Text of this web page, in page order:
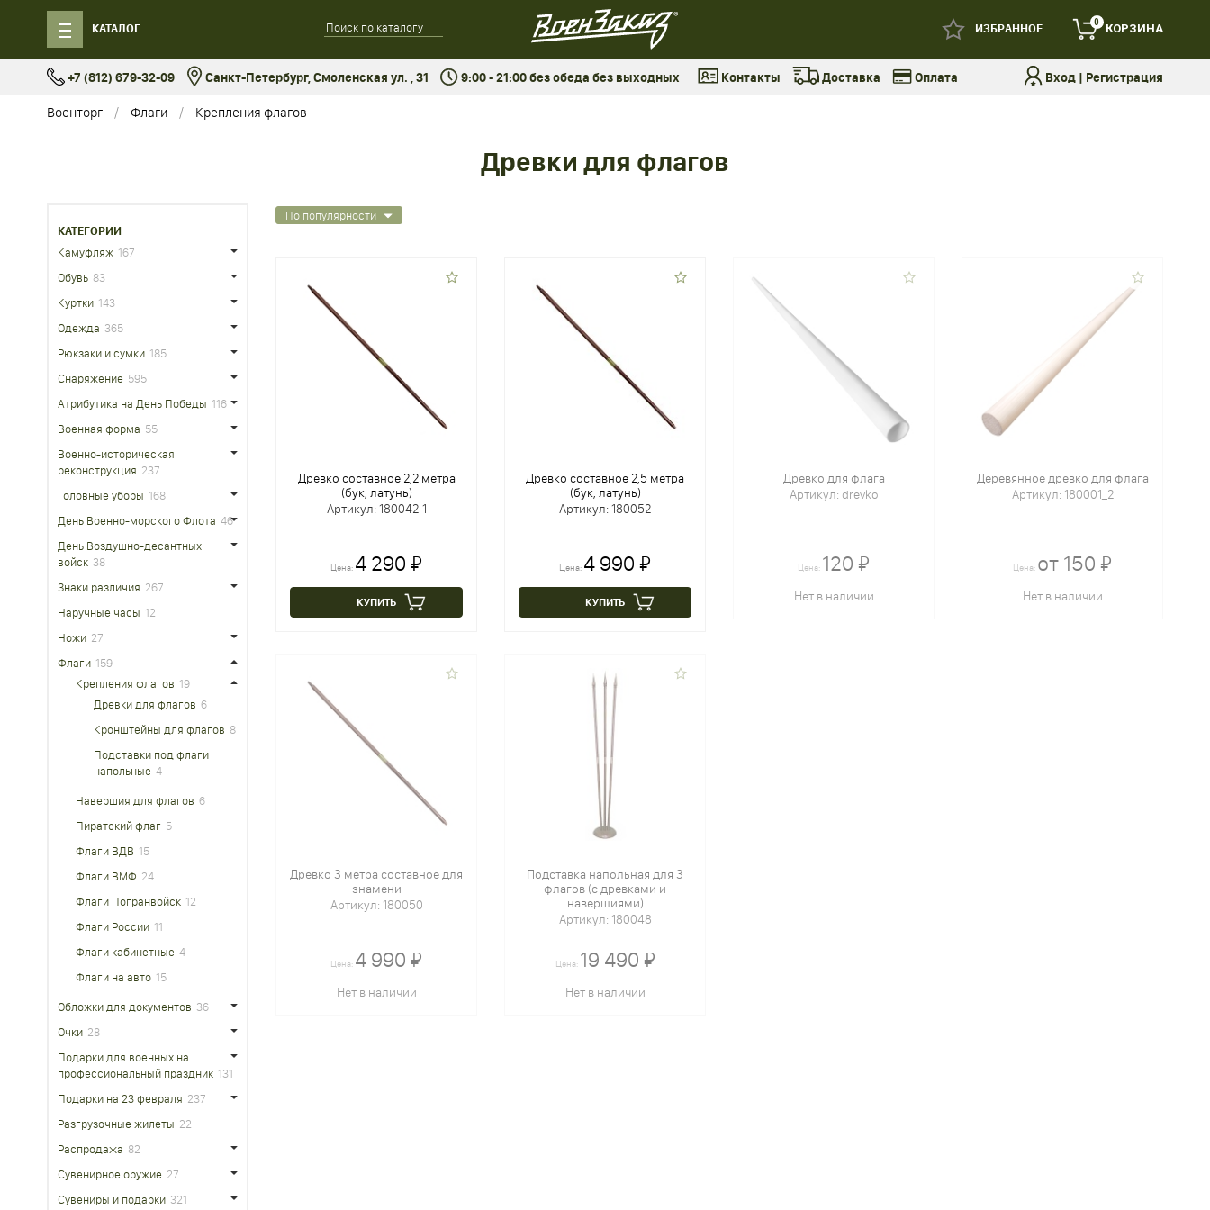
КАТАЛОГ ИЗБРАННОЕ 0 КОРЗИНА
+7 (812) 679-32-09 Санкт-Петербург, Смоленская ул. , 31 9:00 - 21:00 без обеда без выходных Контакты Доставка Оплата Вход| Регистрация
Военторг Флаги Крепления флагов
Древки для флагов
КАТЕГОРИИ
Камуфляж 167
Обувь 83
Куртки 143
Одежда 365
Рюкзаки и сумки 185
Снаряжение 595
Атрибутика на День Победы 116
Военная форма 55
Военно-историческая
реконструкция 237
Головные уборы 168
День Военно-морского Флота 46
День Воздушно-десантных
войск 38
Знаки различия 267
Наручные часы 12
Ножи 27
Флаги 159
Крепления флагов 19
Древки для флагов 6
Кронштейны для флагов 8
Подставки под флаги
напольные 4
Навершия для флагов 6
Пиратский флаг 5
Флаги ВДВ 15
Флаги ВМФ 24
Флаги Погранвойск 12
Флаги России 11
Флаги кабинетные 4
Флаги на авто 15
Обложки для документов 36
Очки 28
Подарки для военных на
профессиональный праздник 131
Подарки на 23 февраля 237
Разгрузочные жилеты 22
Распродажа 82
Сувенирное оружие 27
Сувениры и подарки 321
По популярности
Древко составное 2,2 метра
(бук, латунь)
Артикул: 180042-1
Цена: 4 290 ₽
КУПИТЬ
Древко составное 2,5 метра
(бук, латунь)
Артикул: 180052
Цена: 4 990 ₽
КУПИТЬ
Древко для флага
Артикул: drevko
Цена: 120 ₽
Нет в наличии
Деревянное древко для флага
Артикул: 180001_2
Цена: от 150 ₽
Нет в наличии
Древко 3 метра составное для
знамени
Артикул: 180050
Цена: 4 990 ₽
Нет в наличии
Подставка напольная для 3
флагов (с древками и
навершиями)
Артикул: 180048
Цена: 19 490 ₽
Нет в наличии